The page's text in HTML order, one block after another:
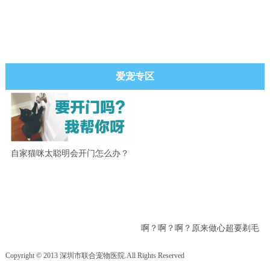
爱宠专区
自家猫咪太聪明会开门怎么办？
啊？啊？啊？原来做心超要剃毛
Copyright © 2013 深圳市联合宠物医院.All Rights Reserved